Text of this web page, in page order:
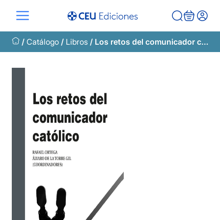
contenido
/ Catálogo / Libros / Los retos del comunicador católico